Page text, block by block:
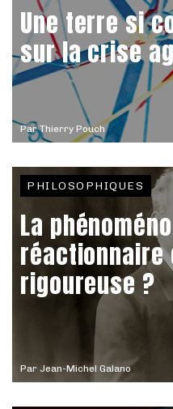
ParThierry Pouch
Une terre si
sur la crise
Par Jean-Michel Galano
PHILOSOPHIQUES
La
réactionnaire
rigoureuse ?